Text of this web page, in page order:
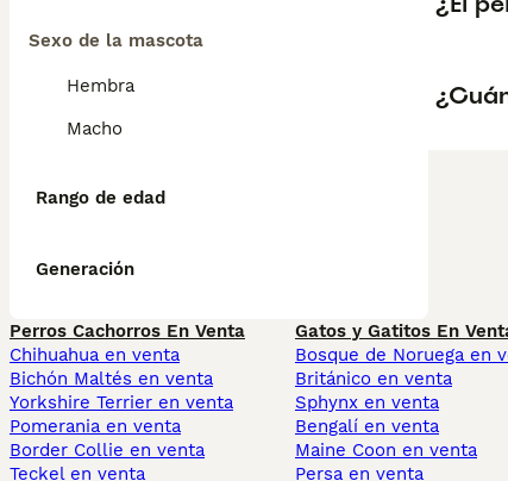
Sexo de la mascota
Hembra
Macho
Rango de edad
Generación
Perros Cachorros En Venta
Chihuahua en venta
Bichón Maltés en venta
Yorkshire Terrier en venta
Pomerania en venta
Border Collie en venta
Teckel en venta
Gatos y Gatitos En
Bosque de Noruega en
Británico en venta
Sphynx en venta
Bengalí en venta
Maine Coon en venta
Persa en venta